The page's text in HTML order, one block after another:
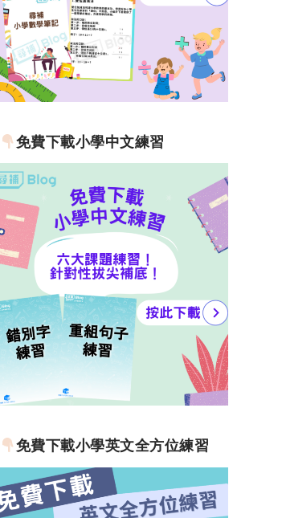
免費下載小學中文練習
免費下載小學英文全方位練習